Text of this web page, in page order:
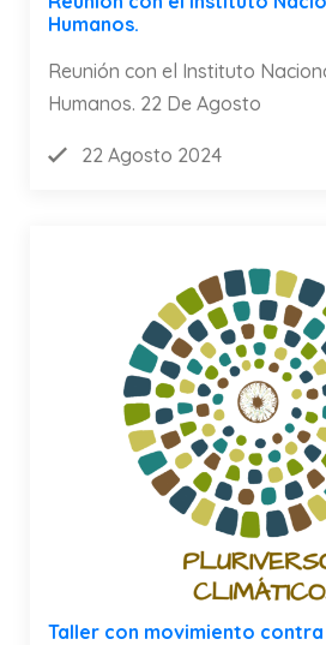
Humanos.
Reunión con el Instituto
Humanos. 22 De Agosto
22 Agosto 2024
Taller con movimiento